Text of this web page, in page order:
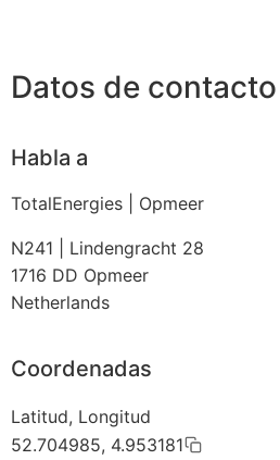
Datos de contacto
Habla a
TotalEnergies | Opmeer
N241 | Lindengracht 28
1716 DD Opmeer
Netherlands
Coordenadas
Latitud, Longitud
52.704985, 4.953181